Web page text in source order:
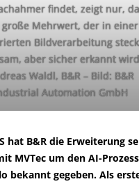
findet, zeigt nur,
Mehrwert, der in einer
Bildverarbeitung
aber sicher erkannt
Waldl, B&R – Bild: B&R
Automation GmbH
hat B&R die Erweiterung
MVTec um den AI-
bekannt gegeben. Als